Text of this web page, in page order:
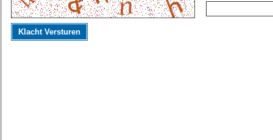
Klacht Versturen